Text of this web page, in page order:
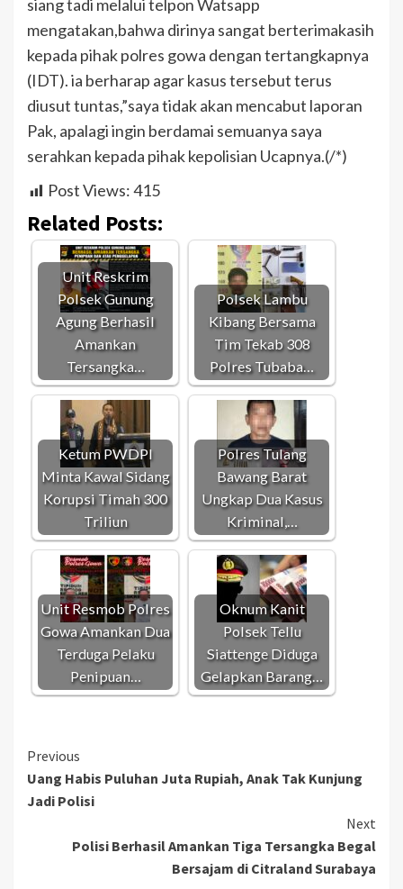
siang tadi melalui telpon Watsapp
mengatakan,bahwa dirinya sangat berterimakasih
kepada pihak polres gowa dengan tertangkapnya
(IDT). ia berharap agar kasus tersebut terus
diusut tuntas,”saya tidak akan mencabut laporan
Pak, apalagi ingin berdamai semuanya saya
serahkan kepada pihak kepolisian Ucapnya.(/*)
Post Views:415
Related Posts:
Unit Reskrim
Polsek Gunung
Agung Berhasil
Amankan
Tersangka…
Polsek Lambu
Kibang Bersama
Tim Tekab 308
Polres Tubaba…
Ketum PWDPI
Minta Kawal Sidang
Korupsi Timah 300
Triliun
Polres Tulang
Bawang Barat
Ungkap Dua Kasus
Kriminal,…
Unit Resmob Polres
Gowa Amankan Dua
Terduga Pelaku
Penipuan…
Oknum Kanit
Polsek Tellu
Siattenge Diduga
Gelapkan Barang…
Continue
Reading
Previous
Uang Habis Puluhan Juta Rupiah, Anak Tak Kunjung
Jadi Polisi
Next
Polisi Berhasil Amankan Tiga Tersangka Begal
Bersajam di Citraland Surabaya